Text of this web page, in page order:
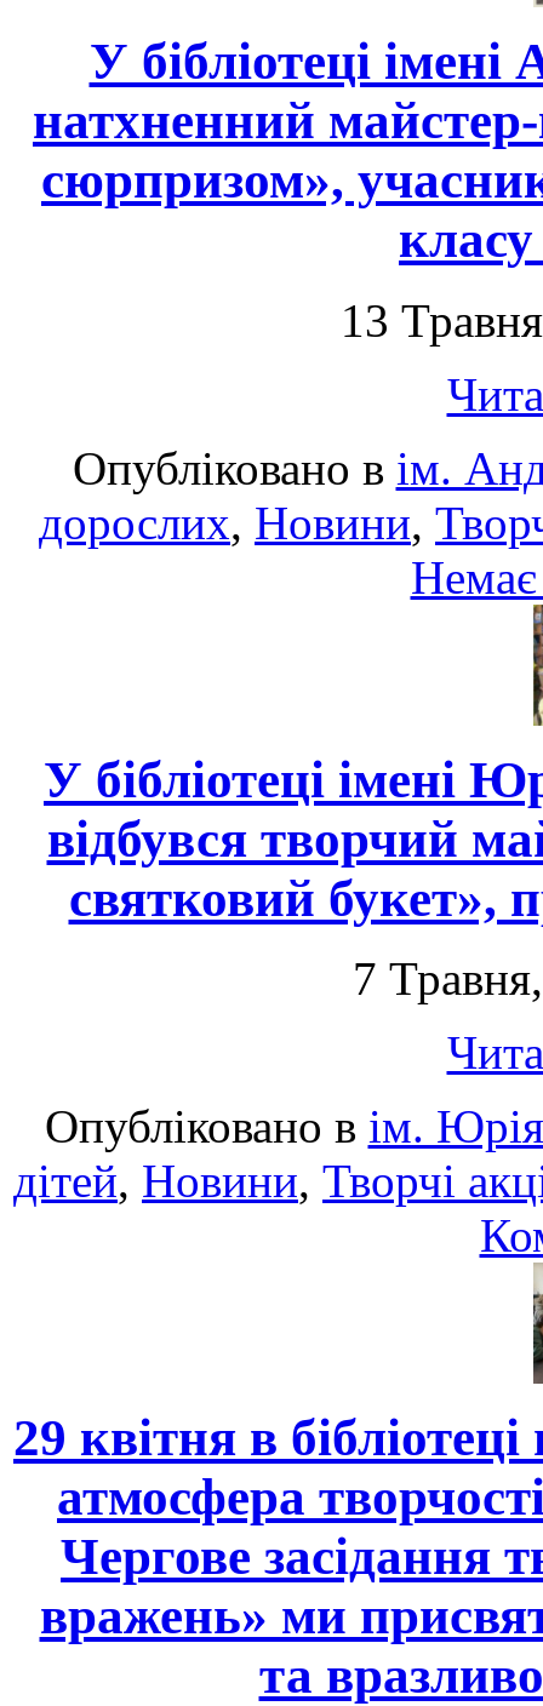
У бібліотеці
натхненний
сюрпризом»,
13
Опубліковано в ім.
дорослих, Новини,
Немає
У бібліотеці імені
відбувся творчий
святковий букет»,
7
Опубліковано в ім.
дітей, Новини, Творчі
29 квітня в
атмосфера
Чергове засідання
вражень» ми
та